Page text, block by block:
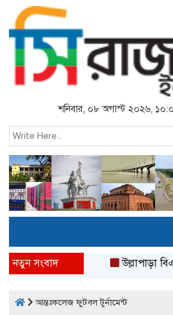
শনিবার, ০৮ অগাস্ট ২০২৬,
নতুন সংবাদ উল্লাপাড়া
আন্তঃকলেজ ফুটবল টুর্নামেন্ট